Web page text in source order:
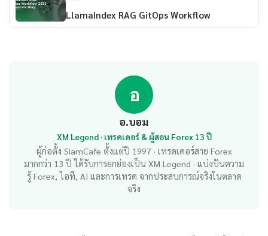
LlamaIndex RAG GitOps Workflow
อ
อ.บอม
XM Legend · เทรดเดอร์ & ผู้สอน Forex 13 ปี
ผู้ก่อตั้ง SiamCafe ตั้งแต่ปี 1997 · เทรดเดอร์สาย Forex
มากกว่า 13 ปี ได้รับการยกย่องเป็น XM Legend · แบ่งปันความ
รู้ Forex, ไอที, AI และการเทรด จากประสบการณ์จริงในตลาด
จริง